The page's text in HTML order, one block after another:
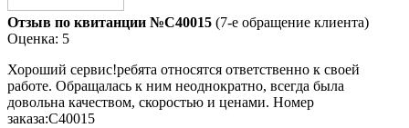
Отзыв по квитанции №C40015 (7-е обращение клиента)
Оценка: 5
Хороший сервис!ребята относятся ответственно к своей
работе. Обращалась к ним неоднократно, всегда была
довольна качеством, скоростью и ценами. Номер
заказа:C40015